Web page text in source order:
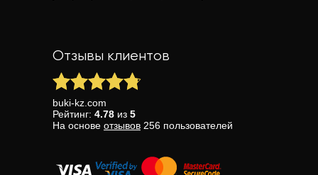
Отзывы клиентов
buki-kz.com
Рейтинг: 4.78 из 5
На основе отзывов 256 пользователей